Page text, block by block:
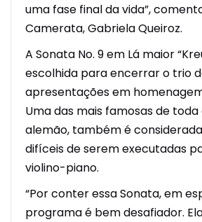
uma fase final da vida”,
Camerata, Gabriela Queiroz.
A Sonata No. 9 em Lá maior
escolhida para encerrar o trio
apresentações em
Uma das mais famosas de
alemão, também é
difíceis de serem executadas
violino-piano.
“Por conter essa Sonata, em
programa é bem desafiador.